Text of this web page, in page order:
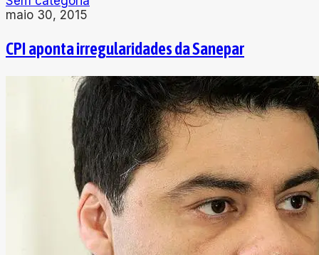
maio 30, 2015
CPI aponta irregularidades da Sanepar